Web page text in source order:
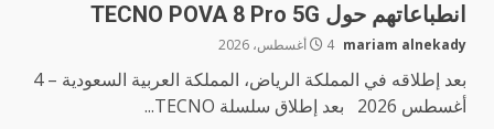
انطباعاتهم حول TECNO POVA 8 Pro 5G
mariam alnekady 4 أغسطس، 2026
بعد إطلاقه في المملكة الرياض، المملكة العربية السعودية – 4
أغسطس 2026 بعد إطلاق سلسلة TECNO...